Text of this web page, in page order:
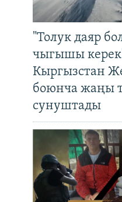
"Толук даяр
чыгышы
Кыргызстан
боюнча жаңы
сунуштады